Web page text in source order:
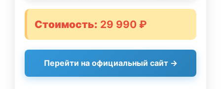
Стоимость: 29 990 ₽
Перейти на официальный сайт →